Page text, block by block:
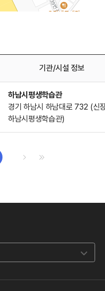
기관/시설 정보
하남시평생학습관
경기 하남시 하남대로 732 (신
하남시평생학습관)